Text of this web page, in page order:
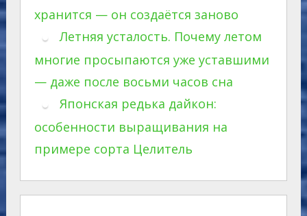
хранится — он создаётся заново
Летняя усталость. Почему летом
многие просыпаются уже уставшими
— даже после восьми часов сна
Японская редька дайкон:
особенности выращивания на
примере сорта Целитель